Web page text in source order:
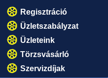
Regisztráció
Üzletszabályzat
Üzleteink
Törzsvásárló
Szervizdíjak